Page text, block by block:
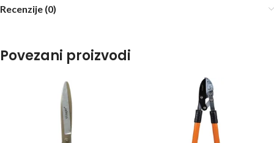
Recenzije (0)
Povezani proizvodi